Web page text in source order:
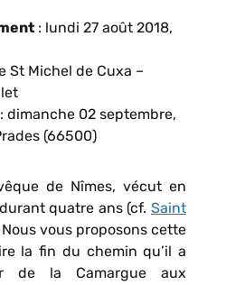
: lundi 27 août 2018,
St Michel de Cuxa –
: dimanche 02 septembre,
(66500)
de Nîmes, vécut en
quatre ans (cf. Saint
Nous vous proposons cette
la fin du chemin qu’il a
de la Camargue aux